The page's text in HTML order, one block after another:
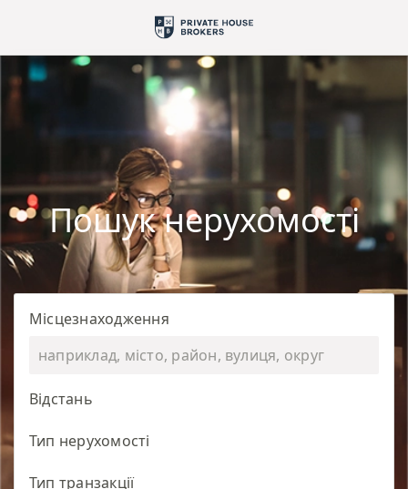
Пошук нерухомості
Місцезнаходження
Відстань
Тип нерухомості
Тип транзакції